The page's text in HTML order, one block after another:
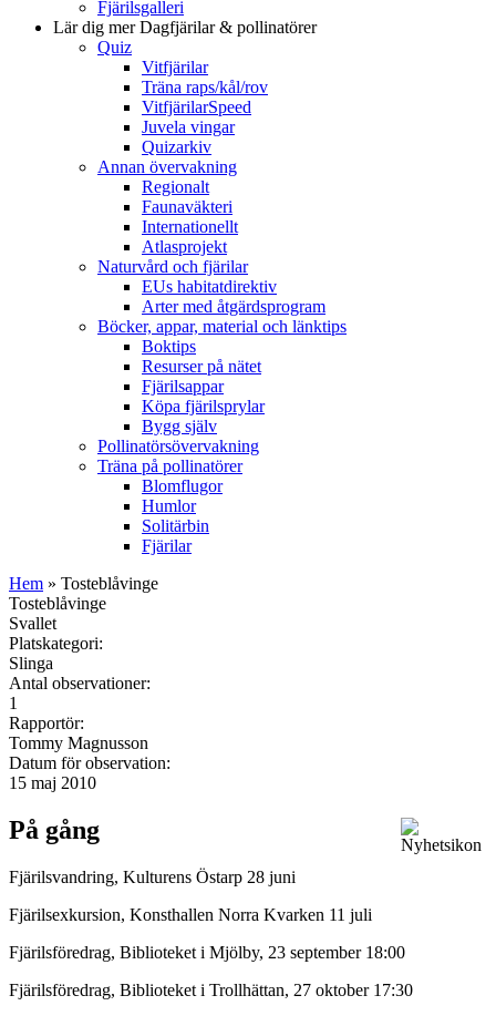
Fjärilsgalleri
Lär dig merDagfjärilar & pollinatörer
Quiz
Vitfjärilar
Träna raps/kål/rov
VitfjärilarSpeed
Juvela vingar
Quizarkiv
Annan övervakning
Regionalt
Faunaväkteri
Internationellt
Atlasprojekt
Naturvård och fjärilar
EUs habitatdirektiv
Arter med åtgärdsprogram
Böcker, appar, material och länktips
Boktips
Resurser på nätet
Fjärilsappar
Köpa fjärilsprylar
Bygg själv
Pollinatörsövervakning
Träna på pollinatörer
Blomflugor
Humlor
Solitärbin
Fjärilar
Hem » Tosteblåvinge
Tosteblåvinge
Svallet
Platskategori:
Slinga
Antal observationer:
1
Rapportör:
Tommy Magnusson
Datum för observation:
15 maj 2010
På gång
Fjärilsvandring, Kulturens Östarp 28 juni
Fjärilsexkursion, Konsthallen Norra Kvarken 11 juli
Fjärilsföredrag, Biblioteket i Mjölby, 23 september 18:00
Fjärilsföredrag, Biblioteket i Trollhättan, 27 oktober 17:30